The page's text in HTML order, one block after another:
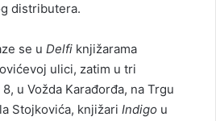
distributera.
se u Delfi knjižarama
ulici, zatim u tri
8, u Vožda Karađorđa, na Trgu
Stojkovića, knjižari Indigo u